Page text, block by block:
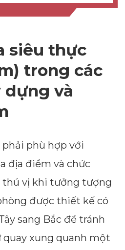
siêu thực
trong các
dựng và
phù hợp với
địa điểm và chức
thú vị khi tưởng tượng
được thiết kế có
sang Bắc đề tránh
quay xung quanh một